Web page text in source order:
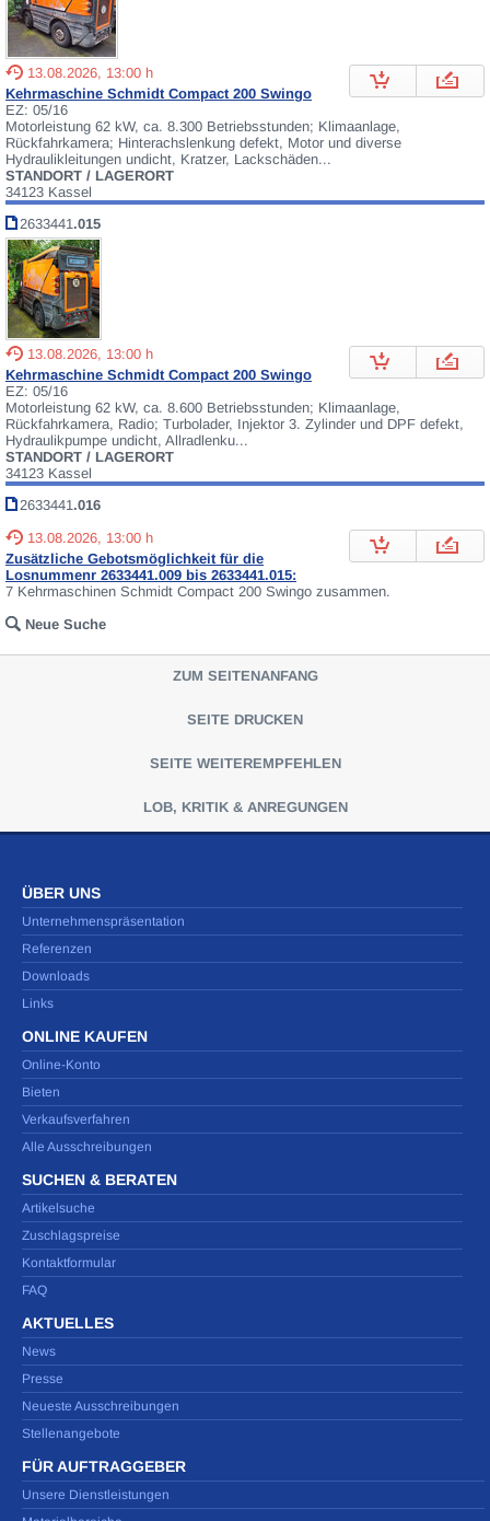
13.08.2026, 13:00 h
Kehrmaschine Schmidt Compact 200 Swingo
EZ: 05/16
Motorleistung 62 kW, ca. 8.300 Betriebsstunden; Klimaanlage,
Rückfahrkamera; Hinterachslenkung defekt, Motor und diverse
Hydraulikleitungen undicht, Kratzer, Lackschäden...
STANDORT / LAGERORT
34123 Kassel
2633441.015
13.08.2026, 13:00 h
Kehrmaschine Schmidt Compact 200 Swingo
EZ: 05/16
Motorleistung 62 kW, ca. 8.600 Betriebsstunden; Klimaanlage,
Rückfahrkamera, Radio; Turbolader, Injektor 3. Zylinder und DPF defekt,
Hydraulikpumpe undicht, Allradlenku...
STANDORT / LAGERORT
34123 Kassel
2633441.016
13.08.2026, 13:00 h
Zusätzliche Gebotsmöglichkeit für die
Losnummenr 2633441.009 bis 2633441.015:
7 Kehrmaschinen Schmidt Compact 200 Swingo zusammen.
Neue Suche
ZUM SEITENANFANG
SEITE DRUCKEN
SEITE WEITEREMPFEHLEN
LOB, KRITIK & ANREGUNGEN
ÜBER UNS
Unternehmenspräsentation
Referenzen
Downloads
Links
ONLINE KAUFEN
Online-Konto
Bieten
Verkaufsverfahren
Alle Ausschreibungen
SUCHEN & BERATEN
Artikelsuche
Zuschlagspreise
Kontaktformular
FAQ
AKTUELLES
News
Presse
Neueste Ausschreibungen
Stellenangebote
FÜR AUFTRAGGEBER
Unsere Dienstleistungen